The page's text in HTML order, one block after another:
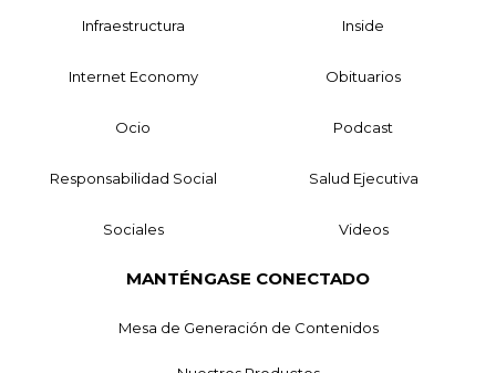
Infraestructura Inside
Internet Economy Obituarios
Ocio Podcast
Responsabilidad Social Salud Ejecutiva
Sociales Videos
MANTÉNGASE CONECTADO
Mesa de Generación de Contenidos